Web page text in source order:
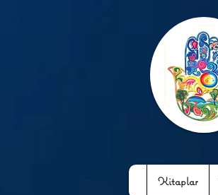
Kitaplar